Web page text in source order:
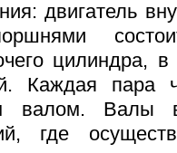
двигатель
цилиндра,
Каждая пара
валом. Валы
где